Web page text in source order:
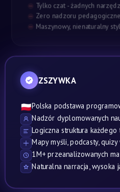
Tylko czat - żadnych
Zero nadzoru
Maszynowy, nienaturalny styl
ZSZYWKA
🇵🇱Polska podstawa
Nadzór dyplomowanych
Logiczna struktura każdego
Mapy myśli, podcasty,
1M+ przeanalizowanych
Naturalna narracja, wysoka